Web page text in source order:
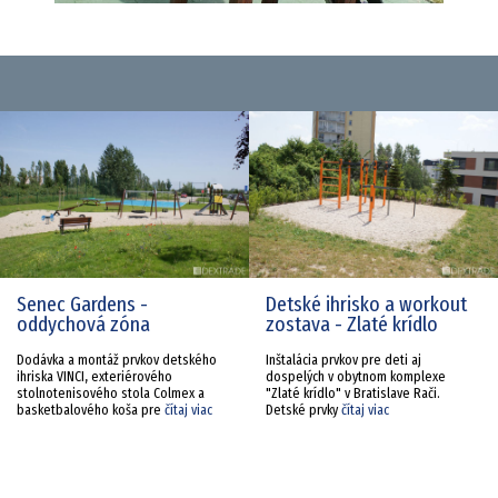
Senec Gardens -
oddychová zóna
Dodávka a montáž prvkov detského
ihriska VINCI, exteriérového
stolnotenisového stola Colmex a
basketbalového koša pre čítaj viac
Detské ihrisko a workout
zostava - Zlaté krídlo
Inštalácia prvkov pre deti aj
dospelých v obytnom komplexe
"Zlaté krídlo" v Bratislave Rači.
Detské prvky čítaj viac